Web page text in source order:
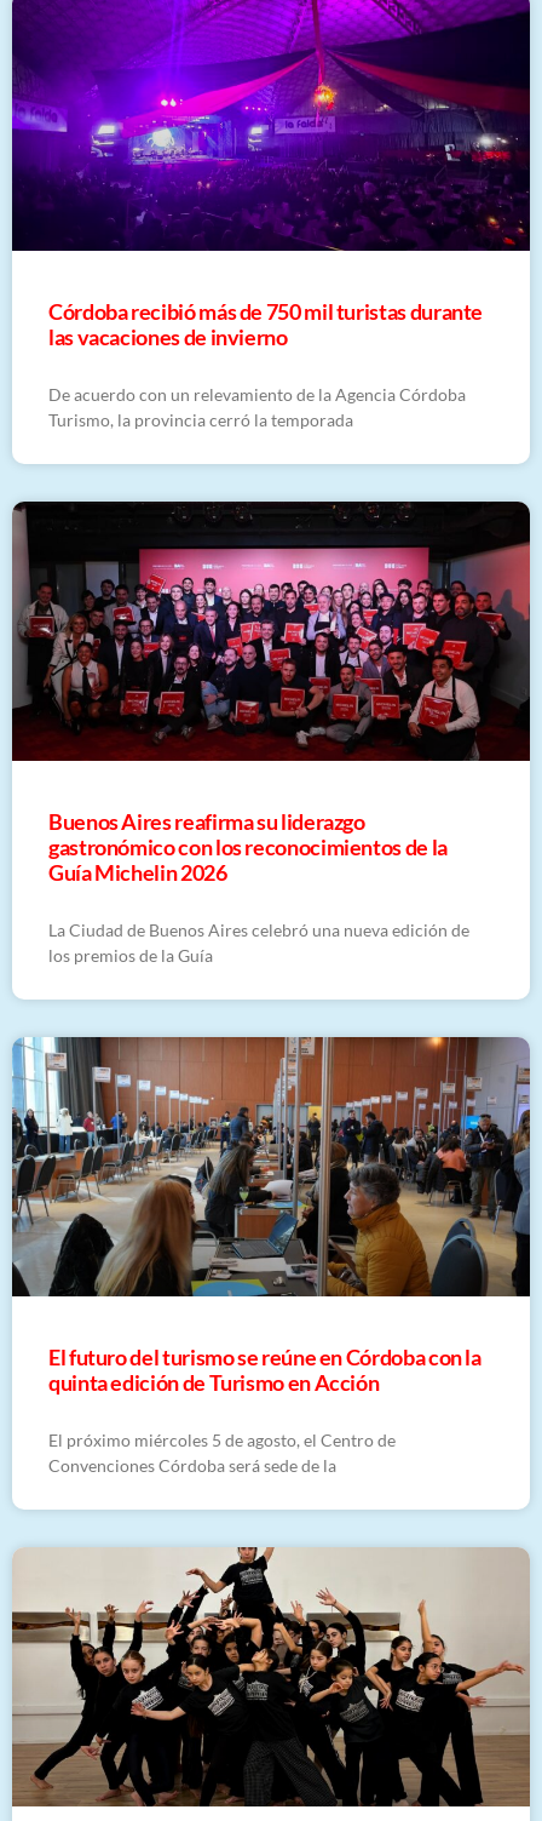
Córdoba recibió más de 750 mil turistas durante
las vacaciones de invierno
De acuerdo con un relevamiento de la Agencia Córdoba
Turismo, la provincia cerró la temporada
Buenos Aires reafirma su liderazgo
gastronómico con los reconocimientos de la
Guía Michelin 2026
La Ciudad de Buenos Aires celebró una nueva edición de
los premios de la Guía
El futuro del turismo se reúne en Córdoba con la
quinta edición de Turismo en Acción
El próximo miércoles 5 de agosto, el Centro de
Convenciones Córdoba será sede de la